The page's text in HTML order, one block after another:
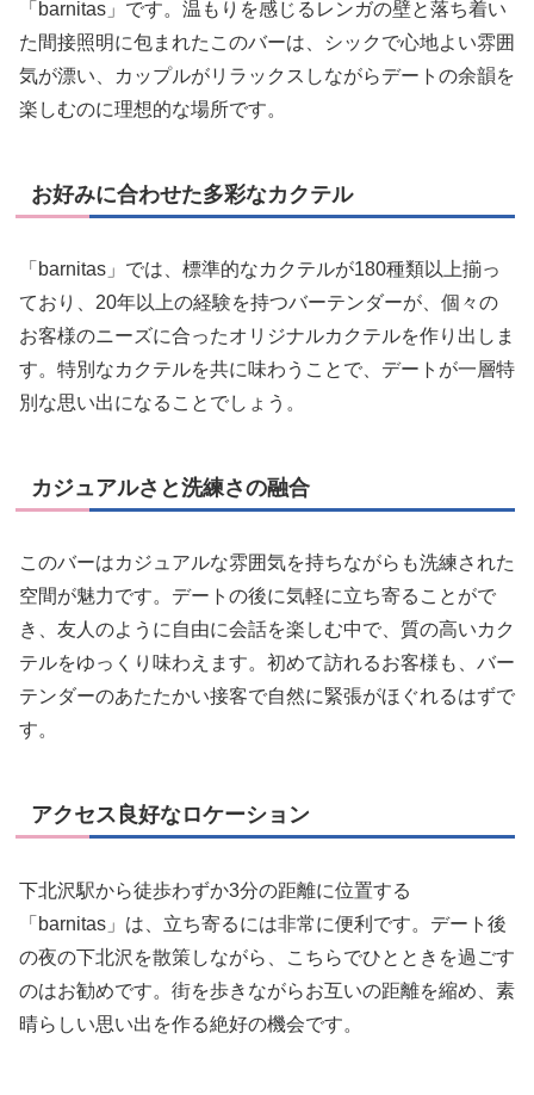
「barnitas」です。温もりを感じるレンガの壁と落ち着い
た間接照明に包まれたこのバーは、シックで心地よい雰囲
気が漂い、カップルがリラックスしながらデートの余韻を
楽しむのに理想的な場所です。
お好みに合わせた多彩なカクテル
「barnitas」では、標準的なカクテルが180種類以上揃っ
ており、20年以上の経験を持つバーテンダーが、個々の
お客様のニーズに合ったオリジナルカクテルを作り出しま
す。特別なカクテルを共に味わうことで、デートが一層特
別な思い出になることでしょう。
カジュアルさと洗練さの融合
このバーはカジュアルな雰囲気を持ちながらも洗練された
空間が魅力です。デートの後に気軽に立ち寄ることがで
き、友人のように自由に会話を楽しむ中で、質の高いカク
テルをゆっくり味わえます。初めて訪れるお客様も、バー
テンダーのあたたかい接客で自然に緊張がほぐれるはずで
す。
アクセス良好なロケーション
下北沢駅から徒歩わずか3分の距離に位置する
「barnitas」は、立ち寄るには非常に便利です。デート後
の夜の下北沢を散策しながら、こちらでひとときを過ごす
のはお勧めです。街を歩きながらお互いの距離を縮め、素
晴らしい思い出を作る絶好の機会です。